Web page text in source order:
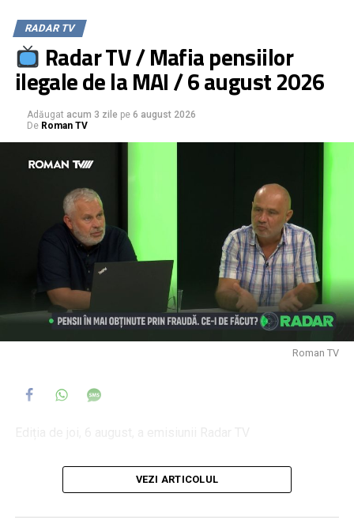
RADAR TV
Radar TV / Mafia pensiilor
ilegale de la MAI / 6 august 2026
Adăugat acum 3 zile pe 6 august 2026
De Roman TV
Roman TV
invitat: Ioan Cănărău, președintele sindicatului EUROPOL
VEZI ARTICOLUL